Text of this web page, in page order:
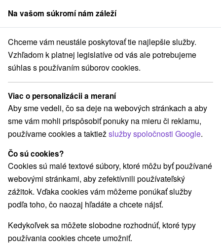
člen skupinySorger
Ubytovateľ spolupráca
Ubytovateľ spolupráca
Ubytovateľ, ktorý chce spolupracovať
Pridať ho do databázy
Vyplnením a odoslaním formulára súhlasím so
Všeobecnými
obchodnými podmienkamia
Na vašom súkromí nám záleží
Chceme vám neustále poskytovať tie najlepšie služby.
Vzhľadom k platnej legislatíve od vás ale potrebujeme
súhlas s používaním súborov cookies.
Viac o personalizácii a meraní
Aby sme vedeli, čo sa deje na webových stránkach a aby
sme vám mohli prispôsobiť ponuky na mieru či reklamu,
používame cookies a taktiežslužby spoločnosti Google.
Čo sú cookies?
Cookies sú malé textové súbory, ktoré môžu byť používané
webovými stránkami, aby zefektívnili používateľský
zážitok. Vďaka cookies vám môžeme ponúkať služby
podľa toho, čo naozaj hľadáte a chcete nájsť.
Kedykoľvek sa môžete slobodne rozhodnúť, ktoré typy
používania cookies chcete umožniť.